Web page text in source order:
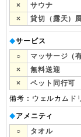
×
サウナ
×
貸切（露天）
◆サービス
○
マッサージ（
×
無料送迎
×
ペット同行可
備考：ウェルカムド
◆アメニティ
○
タオル